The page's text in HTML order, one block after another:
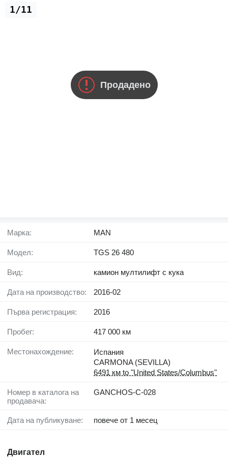
Продадено
1/11
Марка: MAN
Модел: TGS 26 480
Вид: камион мултилифт с кука
Дата на производство: 2016-02
Първа регистрация: 2016
Пробег: 417 000 км
Местонахождение:
Испания
CARMONA (SEVILLA)
6491 км to "United States/Columbus"
Номер в каталога на
продавача:
GANCHOS-C-028
Дата на публикуване: повече от 1 месец
Двигател